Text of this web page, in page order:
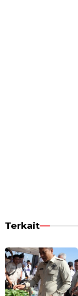
Terkait